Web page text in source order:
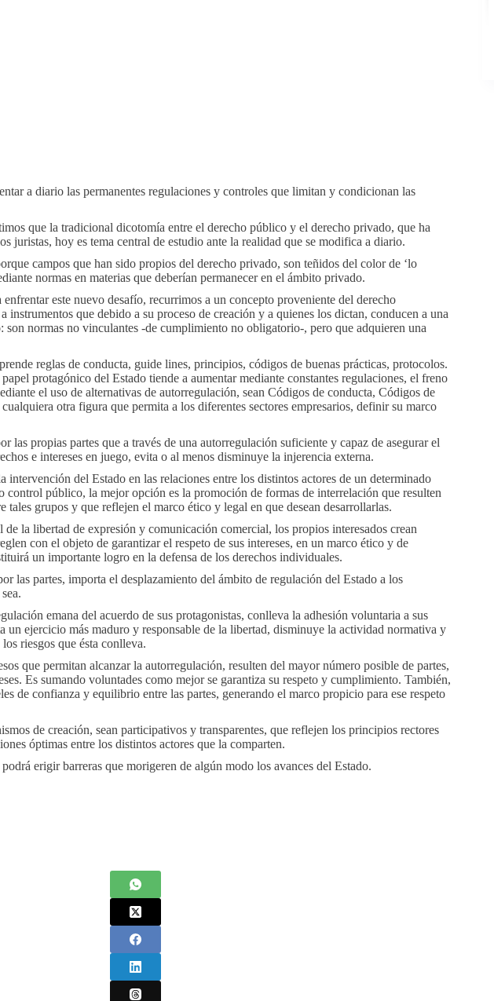
a diario las permanentes regulaciones y controles que limitan y condicionan las
que la tradicional dicotomía entre el derecho público y el derecho privado, que ha
juristas, hoy es tema central de estudio ante la realidad que se modifica a diario.
campos que han sido propios del derecho privado, son teñidos del color de ‘lo
normas en materias que deberían permanecer en el ámbito privado.
enfrentar este nuevo desafío, recurrimos a un concepto proveniente del derecho
instrumentos que debido a su proceso de creación y a quienes los dictan, conducen a una
son normas no vinculantes -de cumplimiento no obligatorio-, pero que adquieren una
reglas de conducta, guide lines, principios, códigos de buenas prácticas, protocolos.
protagónico del Estado tiende a aumentar mediante constantes regulaciones, el freno
el uso de alternativas de autorregulación, sean Códigos de conducta, Códigos de
otra figura que permita a los diferentes sectores empresarios, definir su marco
las propias partes que a través de una autorregulación suficiente y capaz de asegurar el
e intereses en juego, evita o al menos disminuye la injerencia externa.
intervención del Estado en las relaciones entre los distintos actores de un determinado
control público, la mejor opción es la promoción de formas de interrelación que resulten
tales grupos y que reflejen el marco ético y legal en que desean desarrollarlas.
de la libertad de expresión y comunicación comercial, los propios interesados crean
con el objeto de garantizar el respeto de sus intereses, en un marco ético y de
un importante logro en la defensa de los derechos individuales.
las partes, importa el desplazamiento del ámbito de regulación del Estado a los
emana del acuerdo de sus protagonistas, conlleva la adhesión voluntaria a sus
un ejercicio más maduro y responsable de la libertad, disminuye la actividad normativa y
riesgos que ésta conlleva.
que permitan alcanzar la autorregulación, resulten del mayor número posible de partes,
Es sumando voluntades como mejor se garantiza su respeto y cumplimiento. También,
de confianza y equilibrio entre las partes, generando el marco propicio para ese respeto
de creación, sean participativos y transparentes, que reflejen los principios rectores
óptimas entre los distintos actores que la comparten.
erigir barreras que morigeren de algún modo los avances del Estado.